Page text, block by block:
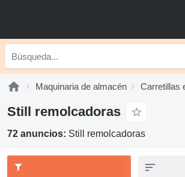
Maquinaria de almacén Carretillas
Still remolcadoras
72 anuncios: Still remolcadoras